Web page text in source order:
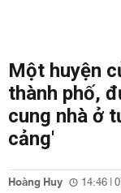
Một huyện
thành phố,
cung nhà ở
cảng'
Hoàng Huy 14:46 |